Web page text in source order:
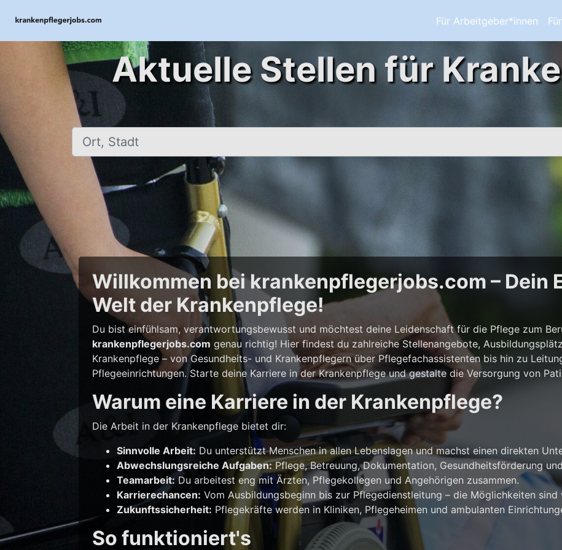
Für Arbeitgeber*innen
Aktuelle Stellen für
Ort, Stadt
Willkommen bei krankenpflegerjobs.com – Dein
Welt der Krankenpflege!
Du bist einfühlsam, verantwortungsbewusst und möchtest deine Leidenschaft für die Pflege zum
krankenpflegerjobs.com genau richtig! Hier findest du zahlreiche Stellenangebote,
Krankenpflege – von Gesundheits- und Krankenpflegern über Pflegefachassistenten bis hin zu
Pflegeeinrichtungen. Starte deine Karriere in der Krankenpflege und gestalte die Versorgung von
Warum eine Karriere in der Krankenpflege?
Die Arbeit in der Krankenpflege bietet dir:
Sinnvolle Arbeit: Du unterstützt Menschen in allen Lebenslagen und machst einen direkten
Abwechslungsreiche Aufgaben:Pflege, Betreuung, Dokumentation, Gesundheitsförderung
Teamarbeit:Du arbeitest eng mit Ärzten, Pflegekollegen und Angehörigen zusammen.
Karrierechancen: Vom Ausbildungsbeginn bis zur Pflegedienstleitung – die Möglichkeiten sind
Zukunftssicherheit: Pflegekräfte werden in Kliniken, Pflegeheimen und ambulanten
So funktioniert's